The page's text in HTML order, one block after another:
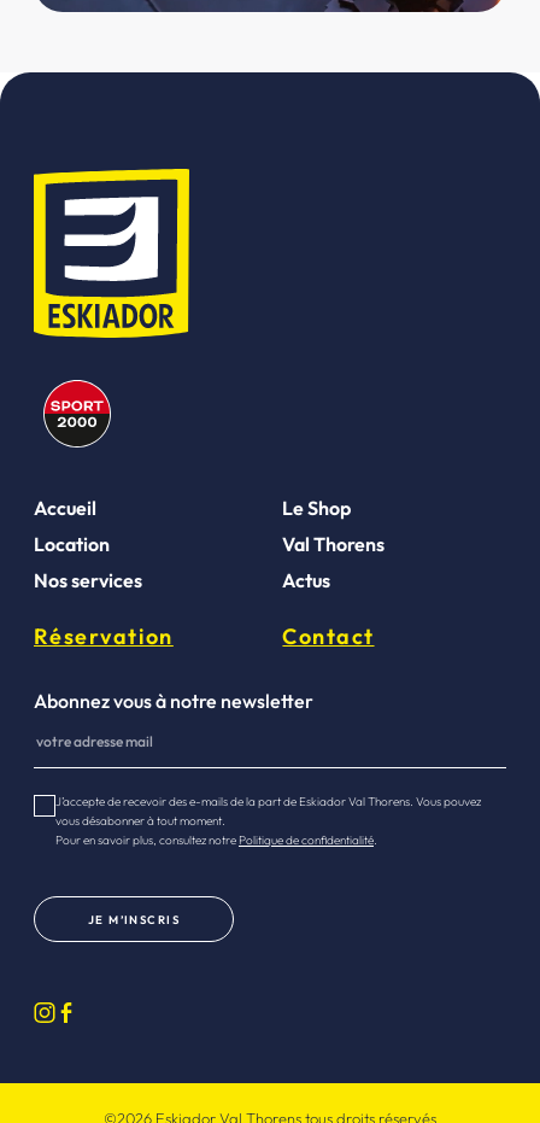
Accueil
Location
Nos services
Le Shop
Val Thorens
Actus
Réservation Contact
Abonnez vous à notre newsletter
JE M’INSCRIS
J’accepte de recevoir des e-mails de la part de Eskiador Val Thorens. Vous pouvez
vous désabonner à tout moment.
Pour en savoir plus, consultez notre Politique de confidentialité.
©2026 Eskiador Val Thorens tous droits réservés